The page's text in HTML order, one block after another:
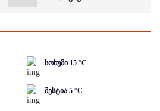
სოხუმი 15 °C
მესტია 5 °C